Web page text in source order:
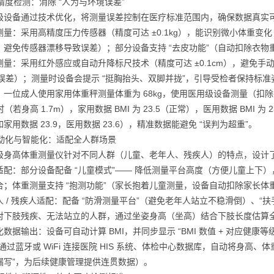
设备通过技术优化，将测量误差控制在医疗标准范围内，确保数据真实
量：采用高精度压力传感器（精度可达 ±0.1kg），能识别微小体重变
避免传感器漂移导致误差）；部分设备支持 “去皮功能”（自动扣除衣
量：采用红外感应或自动升降标尺技术（精度可达 ±0.1cm），避免手
差）；测量时设备会提示 “挺胸抬头、双脚并拢”，引导受检者保持标
一位成人使用家用体重秤测量体重为 68kg，使用医用级设备测量（扣
（若身高 1.7m），家用数据 BMI 为 23.5（正常），医用数据 BMI 为
家用数据 23.9，医用数据 23.6），精准数据能避免 “误判为超重”。
化与智能化：适配全人群场景
身高体重测量仪针对不同人群（儿童、老年人、残疾人）的特点，设
配：部分设备配备 “儿童模式”—— 降低测量平台高度（方便儿童上下
；体重测量支持 “抱测功能”（家长抱着儿童测量，设备自动扣除家长
/ 残疾人适配：配备 “防滑测量平台”（避免老年人站立不稳滑倒）、“
下肢残疾、无法站立的人群，通过坐姿身高（坐高）结合下肢长度估
数据输出：设备可自动计算 BMI，并同步显示 “BMI 数值 + 对应健康等
过蓝牙或 WiFi 连接医院 HIS 系统、体检中心数据库，自动将身高、
写”，为后续健康管理提供连贯数据）。